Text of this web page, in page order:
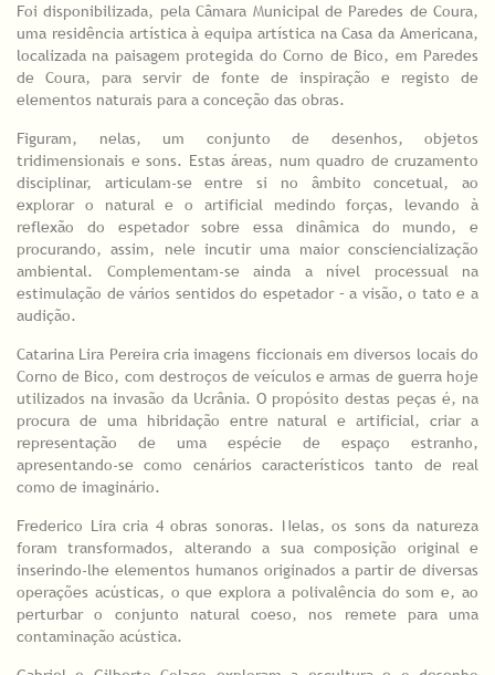
Foi disponibilizada, pela Câmara Municipal de Paredes de Coura,
uma residência artística à equipa artística na Casa da Americana,
localizada na paisagem protegida do Corno de Bico, em Paredes
de Coura, para servir de fonte de inspiração e registo de
elementos naturais para a conceção das obras.
Figuram, nelas, um conjunto de desenhos, objetos
tridimensionais e sons. Estas áreas, num quadro de cruzamento
disciplinar, articulam-se entre si no âmbito concetual, ao
explorar o natural e o artificial medindo forças, levando à
reflexão do espetador sobre essa dinâmica do mundo, e
procurando, assim, nele incutir uma maior consciencialização
ambiental. Complementam-se ainda a nível processual na
estimulação de vários sentidos do espetador – a visão, o tato e a
audição.
Catarina Lira Pereira cria imagens ficcionais em diversos locais do
Corno de Bico, com destroços de veículos e armas de guerra hoje
utilizados na invasão da Ucrânia. O propósito destas peças é, na
procura de uma hibridação entre natural e artificial, criar a
representação de uma espécie de espaço estranho,
apresentando-se como cenários característicos tanto de real
como de imaginário.
Frederico Lira cria 4 obras sonoras. Nelas, os sons da natureza
foram transformados, alterando a sua composição original e
inserindo-lhe elementos humanos originados a partir de diversas
operações acústicas, o que explora a polivalência do som e, ao
perturbar o conjunto natural coeso, nos remete para uma
contaminação acústica.